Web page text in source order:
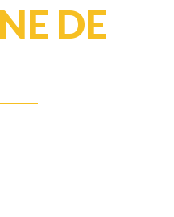
DE